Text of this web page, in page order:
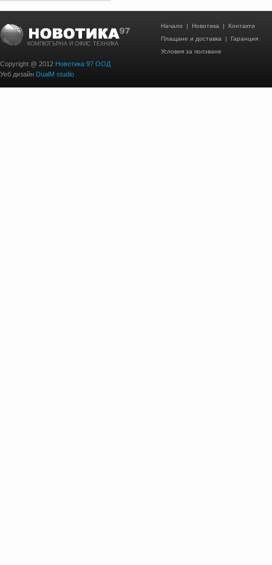
КОМПЮТЪРНА И ОФИС ТЕХНИКА
Copyright @ 2012 Новотика 97 ООД
Уеб дизайн DualM studio
Начало | Новотика | Контакти
Плащане и доставка | Гаранция
Условия за ползване